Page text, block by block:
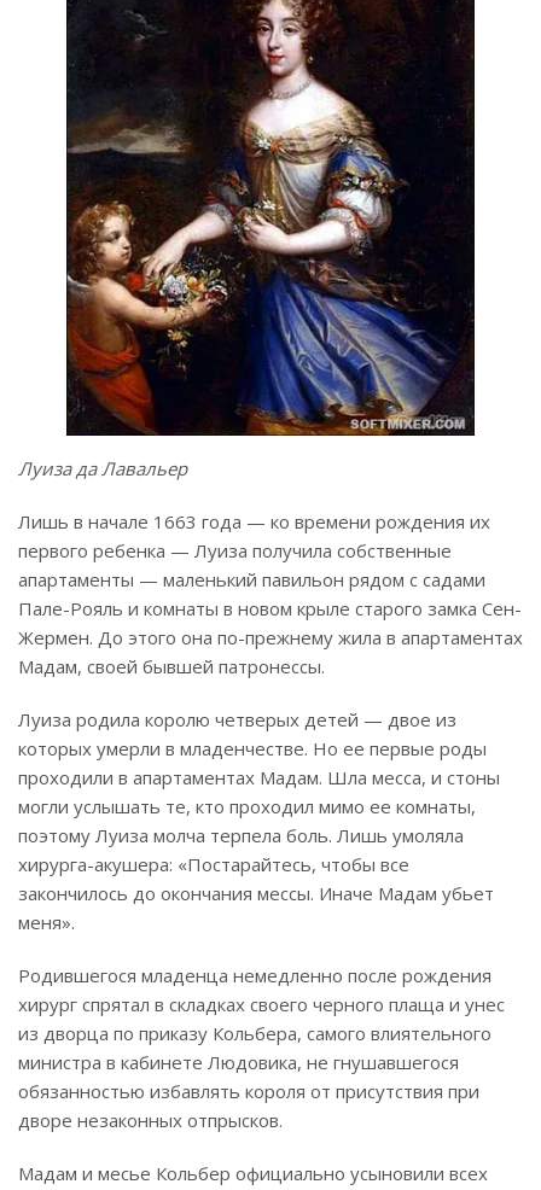
Луиза да Лавальер
Лишь в начале 1663 года — ко времени рождения их
первого ребенка — Луиза получила собственные
апартаменты — маленький павильон рядом с садами
Пале-Рояль и комнаты в новом крыле старого замка Сен-
Жермен. До этого она по-прежнему жила в апартаментах
Мадам, своей бывшей патронессы.
Луиза родила королю четверых детей — двое из
которых умерли в младенчестве. Но ее первые роды
проходили в апартаментах Мадам. Шла месса, и стоны
могли услышать те, кто проходил мимо ее комнаты,
поэтому Луиза молча терпела боль. Лишь умоляла
хирурга-акушера: «Постарайтесь, чтобы все
закончилось до окончания мессы. Иначе Мадам убьет
меня».
Родившегося младенца немедленно после рождения
хирург спрятал в складках своего черного плаща и унес
из дворца по приказу Кольбера, самого влиятельного
министра в кабинете Людовика, не гнушавшегося
обязанностью избавлять короля от присутствия при
дворе незаконных отпрысков.
Мадам и месье Кольбер официально усыновили всех